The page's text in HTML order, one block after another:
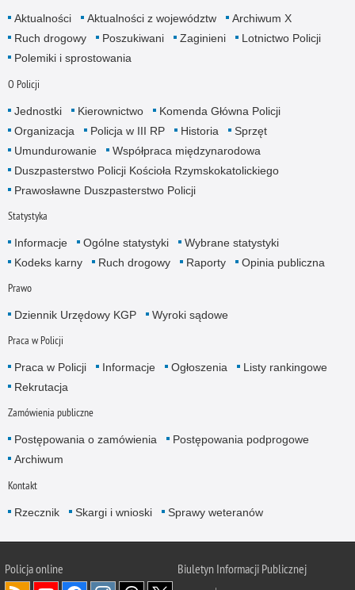
Aktualności Aktualności z województw
Archiwum X
Ruch drogowy
Poszukiwani Zaginieni
Lotnictwo Policji
Polemiki i sprostowania
O Policji
Jednostki Kierownictwo
Komenda Główna Policji
Organizacja
Policja w III RP Historia
Sprzęt
Umundurowanie
Współpraca międzynarodowa
Duszpasterstwo Policji Kościoła Rzymskokatolickiego
Prawosławne Duszpasterstwo Policji
Statystyka
Informacje Ogólne statystyki
Wybrane statystyki
Kodeks karny
Ruch drogowy Raporty Opinia publiczna
Prawo
Dziennik Urzędowy KGP Wyroki sądowe
Praca w Policji
Praca w Policji Informacje Ogłoszenia
Listy rankingowe
Rekrutacja
Zamówienia publiczne
Postępowania o zamówienia
Postępowania podprogowe
Archiwum
Kontakt
Rzecznik Skargi i wnioski Sprawy weteranów
Policjaonline
Biuletyn Informacji Publicznej